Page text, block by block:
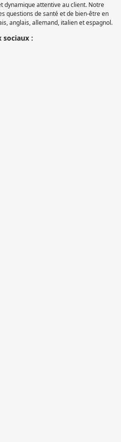
dynamique attentive au client. Notre
questions de santé et de bien-être en
anglais, allemand, italien et espagnol.
sociaux :